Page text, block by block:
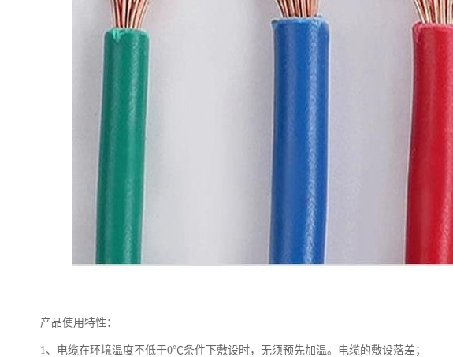
产品使用特性：
1、电缆在环境温度不低于0℃条件下敷设时，无须预先加温。电缆的敷设落差；